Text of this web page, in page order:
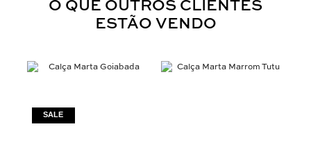
O QUE OUTROS CLIENTES
ESTÃO VENDO